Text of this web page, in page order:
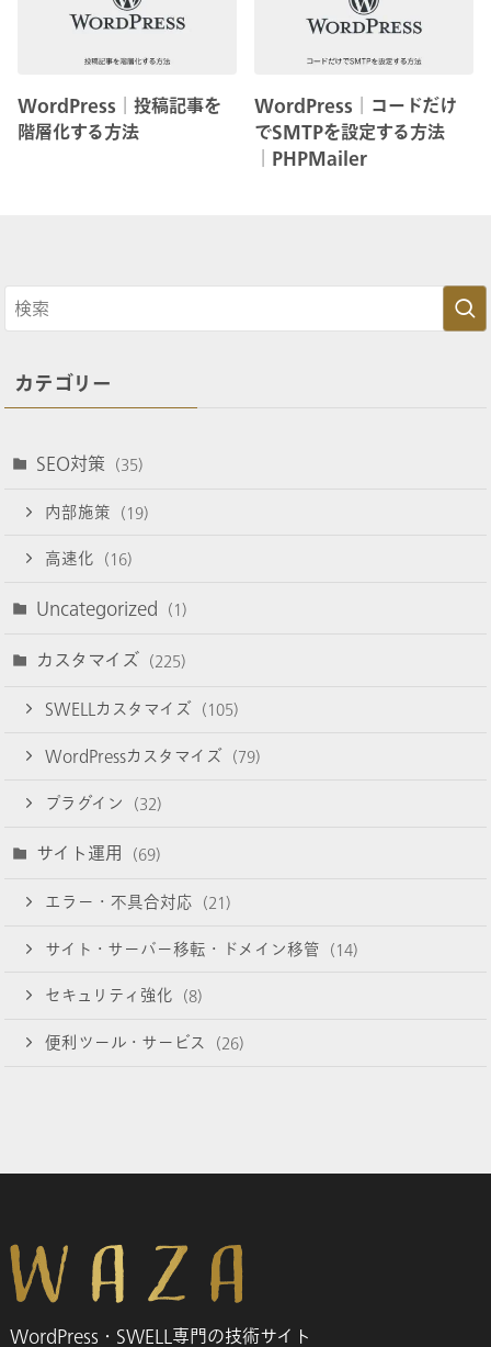
WordPress│投稿記事を
階層化する方法
WordPress│コードだけ
でSMTPを設定する方法
│PHPMailer
カテゴリー
SEO対策 (35)
内部施策 (19)
高速化 (16)
Uncategorized (1)
カスタマイズ (225)
SWELLカスタマイズ (105)
WordPressカスタマイズ (79)
プラグイン (32)
サイト運用 (69)
エラー・不具合対応 (21)
サイト・サーバー移転・ドメイン移管 (14)
セキュリティ強化 (8)
便利ツール・サービス (26)
WordPress・SWELL専門の技術サイト